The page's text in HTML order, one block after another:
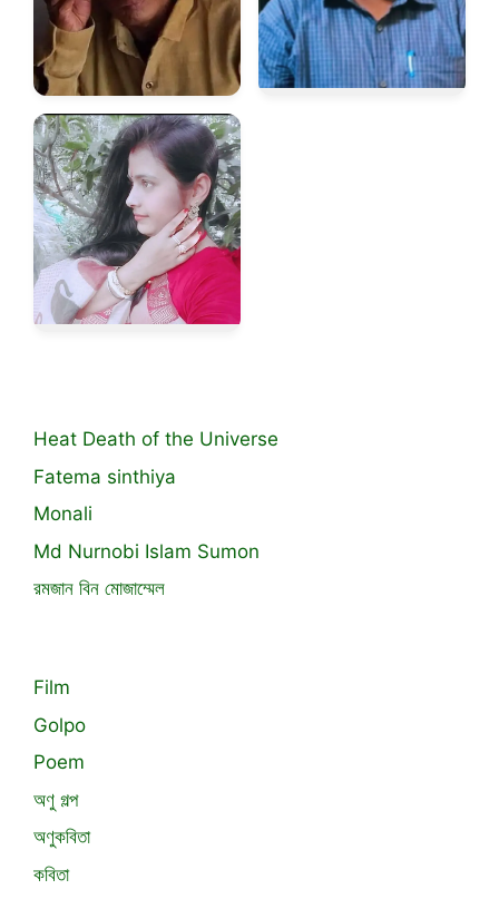
Heat Death of the Universe
Fatema sinthiya
Monali
Md Nurnobi Islam Sumon
রমজান বিন মোজাম্মেল
Film
Golpo
Poem
অণু গল্প
অণুকবিতা
কবিতা